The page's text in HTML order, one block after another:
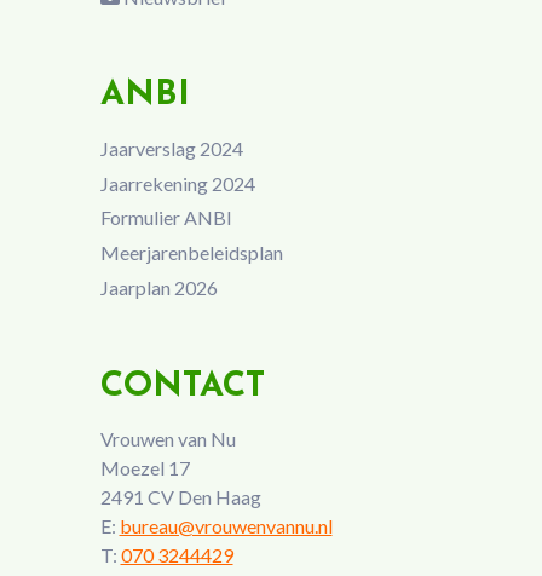
ANBI
Jaarverslag 2024
Jaarrekening 2024
Formulier ANBI
Meerjarenbeleidsplan
Jaarplan 2026
CONTACT
Vrouwen van Nu
Moezel 17
2491 CV Den Haag
E: bureau@vrouwenvannu.nl
T: 070 3244429